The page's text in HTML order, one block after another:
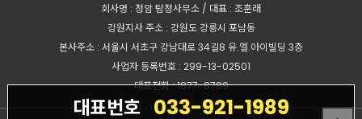
대표번호 033-921-1989
회사명 : 정암 탐정사무소 / 대표 : 조훈래
강원지사 주소 : 강원도 강릉시 포남동
본사주소 : 서울시 서초구 강남대로 34길8 유.엘.아이빌딩 3층
사업자 등록번호 : 299-13-02501
대표전화 : 1877-8789